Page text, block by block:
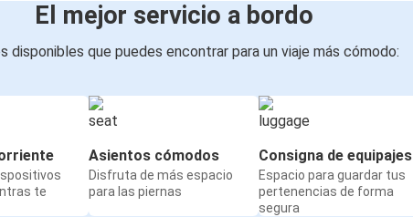
El mejor servicio a bordo
disponibles que puedes encontrar para un viaje más cómodo:
te
Asientos cómodos
Disfruta de más espacio
para las piernas
Consigna de equipajes
Espacio para guardar tus
pertenencias de forma
segura